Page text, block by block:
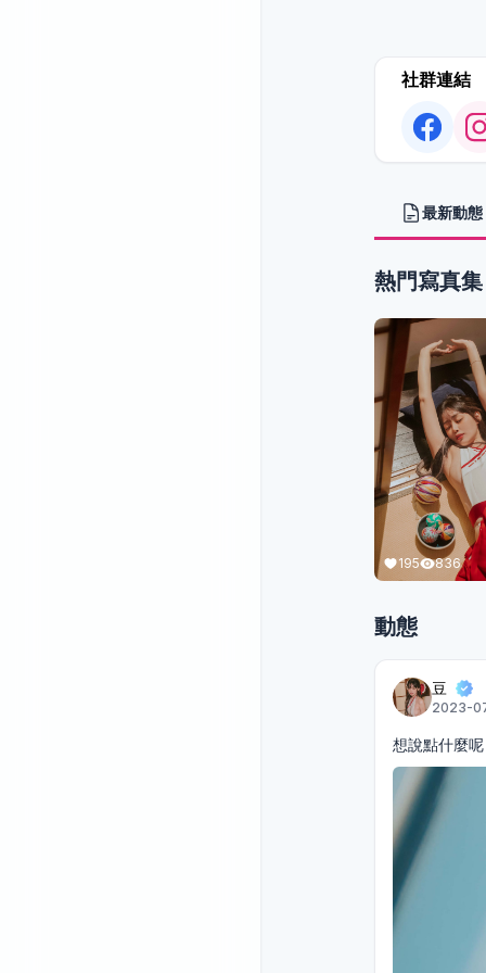
社群連結
最新動態
熱門寫真集
195 836
動態
豆
2023-
想說點什麼